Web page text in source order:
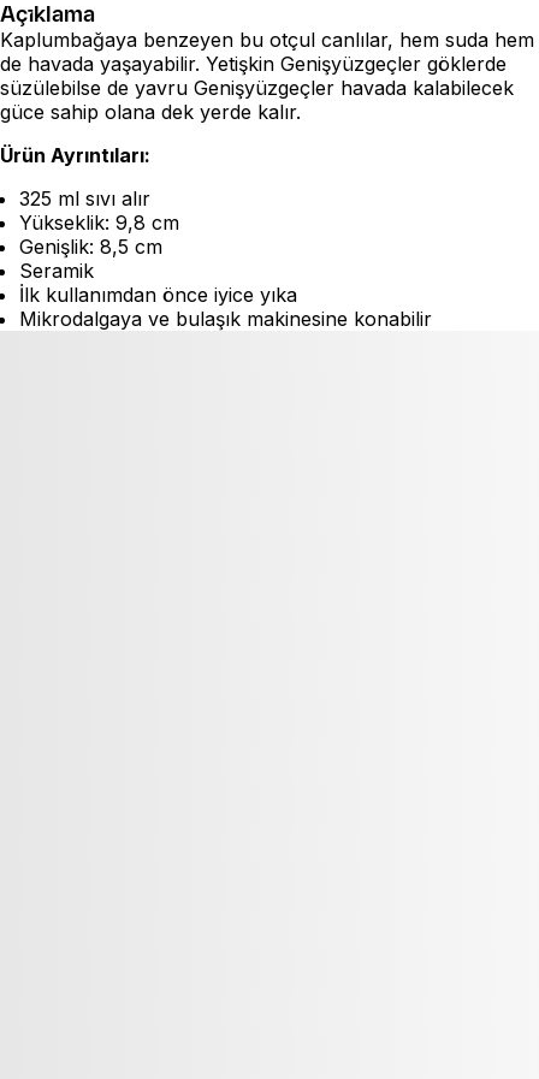
Açıklama
Kaplumbağaya benzeyen bu otçul canlılar, hem suda hem
de havada yaşayabilir. Yetişkin Genişyüzgeçler göklerde
süzülebilse de yavru Genişyüzgeçler havada kalabilecek
güce sahip olana dek yerde kalır.
Ürün Ayrıntıları:
325 ml sıvı alır
Yükseklik: 9,8 cm
Genişlik: 8,5 cm
Seramik
İlk kullanımdan önce iyice yıka
Mikrodalgaya ve bulaşık makinesine konabilir